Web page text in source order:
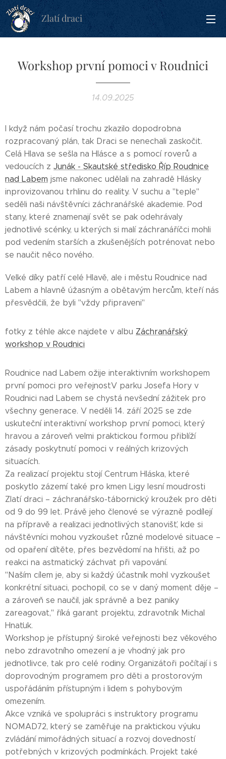
Zlatí draci
Workshop první pomoci v Roudnici
14.09.2025
I když nám počasí trochu zkazilo dopodrobna
rozpracovaný plán, tak Draci se nenechali zaskočit.
Celá Hlava se sešla na Hlásce a s pomocí roverů a
vedoucích z Junák - Skautské středisko Říp Roudnice
nad Labem jsme nakonec udělali na zahradě Hlásky
inprovizovanou trhlinu do reality. V suchu a "teple"
seděli naši návštěvníci záchranářské akademie. Pod
stany, které znamenají svět se pak odehrávaly
jednotlivé scénky, u kterých si malí záchranáříčci mohli
pod vedením starších a zkušenějších potrénovat nebo
se naučit něco nového.
Velké díky patří celé Hlavě, ale i městu Roudnice nad
Labem a hlavně úžasným a obětavým hercům, kteří nás
přesvědčili, že byli "vždy připraveni"
fotky z téhle akce najdete v albu Záchranářský
workshop v Roudnici
Roudnice nad Labem ožije interaktivním workshopem
první pomoci pro veřejnostV parku Josefa Hory v
Roudnici nad Labem se chystá nevšední zážitek pro
všechny generace. V neděli 14. září 2025 se zde
uskuteční interaktivní workshop první pomoci, který
hravou a zároveň velmi praktickou formou přiblíží
zásady poskytnutí pomoci v reálných krizových
situacích.
Za realizací projektu stojí Centrum Hláska, které
poskytlo zázemí také pro kmen Ligy lesní moudrosti
Zlatí draci – záchranářsko-tábornický kroužek pro děti
od 9 do 99 let. Právě jeho členové se výrazně podílejí
na přípravě a realizaci jednotlivých stanovišť, kde si
návštěvníci mohou vyzkoušet různé modelové situace –
od opaření dítěte, přes bezvědomí na hřišti, až po
reakci na astmatický záchvat při vapování.
"Naším cílem je, aby si každý účastník mohl vyzkoušet
konkrétní situaci, pochopil, co se v daný moment děje –
a zároveň se naučil, jak správně a bez paniky
zareagovat," říká garant projektu, zdravotník Michal
Hnaťuk.
Workshop je přístupný široké veřejnosti bez věkového
nebo zdravotního omezení a je vhodný jak pro
jednotlivce, tak pro celé rodiny. Organizátoři počítají i s
doprovodným programem pro děti a prostorovým
uspořádáním přístupným i lidem s pohybovým
omezením.
Akce vzniká ve spolupráci s instruktory programu
NOMAD72, který se zaměřuje na praktickou výuku
zvládání mimořádných situací a rozvoj dovedností
potřebných v krizových podmínkách. Projekt také